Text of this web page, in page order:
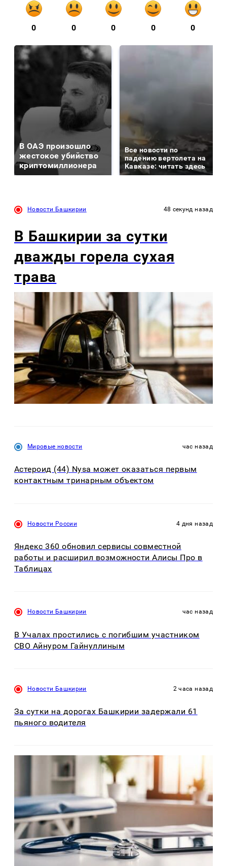
0 0 0 0 0
В ОАЭ произошло
жестокое убийство
криптомиллионера
Все новости по
падению вертолета на
Кавказе: читать здесь
Новости Башкирии 48 секунд назад
В Башкирии за сутки
дважды горела сухая
трава
Мировые новости час назад
Астероид (44) Nysa может оказаться первым
контактным тринарным объектом
Новости России 4 дня назад
Яндекс 360 обновил сервисы совместной
работы и расширил возможности Алисы Про в
Таблицах
Новости Башкирии час назад
В Учалах простились с погибшим участником
СВО Айнуром Гайнуллиным
Новости Башкирии 2 часа назад
За сутки на дорогах Башкирии задержали 61
пьяного водителя